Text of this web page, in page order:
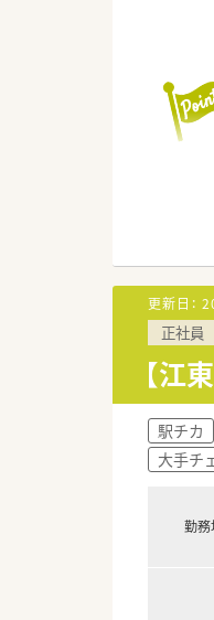
更新日：
正社員
【江
駅チカ
大手チ
勤務